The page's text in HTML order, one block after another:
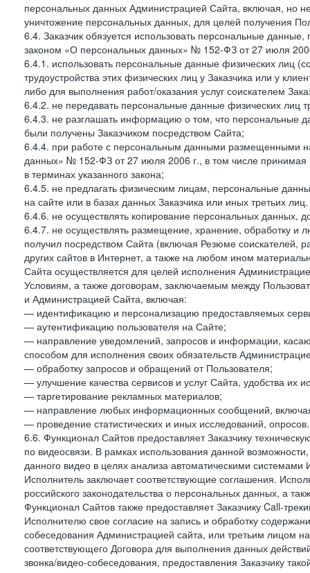
персональных данных Администрацией Сайта, включая, но
уничтожение персональных данных, для целей получения
6.4. Заказчик обязуется использовать персональные
законом «О персональных данных» № 152-ФЗ от 27 июля
6.4.1. использовать персональные данные физических лиц
трудоустройства этих физических лиц у Заказчика или у
либо для выполнения работ/оказания услуг соискателем
6.4.2. не передавать персональные данные физических лиц
6.4.3. не разглашать информацию о том, что персональные
были получены Заказчиком посредством Сайта;
6.4.4. при работе с персональным данными размещенными
данных» № 152-ФЗ от 27 июля 2006 г., в том числе принимая
в терминах указанного закона;
6.4.5. не предлагать физическим лицам, персональные
на сайте или в базах данных Заказчика или иных третьих лиц.
6.4.6. не осуществлять копирование персональных данных,
6.4.7. не осуществлять размещение, хранение, обработку и
получил посредством Сайта (включая Резюме
других сайтов в Интернет, а также на любом ином
Сайта осуществляется для целей исполнения
Условиям, а также договорам, заключаемым между
и Администрацией Сайта, включая:
— идентификацию и персонализацию предоставляемых
— аутентификацию пользователя на Сайте;
— направление уведомлений, запросов и информации,
способом для исполнения своих обязательств
— обработку запросов и обращений от Пользователя;
— улучшение качества сервисов и услуг Сайта, удобства их
— таргетирование рекламных материалов;
— направление любых информационных сообщений,
— проведение статистических и иных исследований, опросов.
6.6. Функционал Сайтов предоставляет Заказчику
по видеосвязи. В рамках использования данной
данного видео в целях анализа автоматическими
Исполнитель заключает соответствующие соглашения.
российского законодательства о персональных данных, а
Функционал Сайтов также предоставляет Заказчику Call-
Исполнителю свое согласие на запись и обработку
собеседования Администрацией сайта, или третьим лицом
соответствующего Договора для выполнения данных
звонка/видео-собеседования, предоставления Заказчику